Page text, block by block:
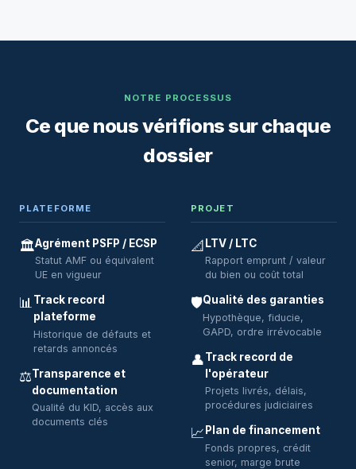
NOTRE PROCESSUS
Ce que nous vérifions sur chaque
dossier
PLATEFORME
🏛️Agrément PSFP / ECSP
Statut AMF ou équivalent
UE en vigueur
📊Track record
plateforme
Historique de défauts et
retards annoncés
⚖️Transparence et
documentation
Qualité du KID, accès aux
documents clés
PROJET
📐 LTV / LTC
Rapport emprunt / valeur
du bien ou coût total
🛡️Qualité des garanties
Hypothèque, fiducie,
GAPD, ordre irrévocable
👤Track record de
l'opérateur
Projets livrés, délais,
procédures judiciaires
📈 Plan de financement
Fonds propres, crédit
senior, marge brute